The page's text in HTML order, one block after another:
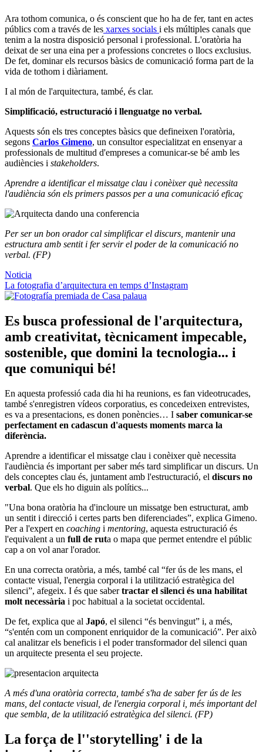
Ara tothom comunica, o és conscient que ho ha de fer, tant en actes
públics com a través de les xarxes socials i els múltiples canals que
tenim a la nostra disposició personal i professional. L'oratòria ha
deixat de ser una eina per a professions concretes o llocs exclusius.
De fet, dominar els recursos bàsics de comunicació forma part de la
vida de tothom i diàriament.
I al món de l'arquitectura, també, és clar.
Simplificació, estructuració i llenguatge no verbal.
Aquests són els tres conceptes bàsics que defineixen l'oratòria,
segons Carlos Gimeno, un consultor especialitzat en ensenyar a
professionals de multitud d'empreses a comunicar-se bé amb les
audiències i stakeholders.
Aprendre a identificar el missatge clau i conèixer què necessita
l'audiència són els primers passos per a una comunicació eficaç
Per ser un bon orador cal simplificar el discurs, mantenir una
estructura amb sentit i fer servir el poder de la comunicació no
verbal. (FP)
Noticia
La fotografia d’arquitectura en temps d’Instagram
Es busca professional de l'arquitectura,
amb creativitat, tècnicament impecable,
sostenible, que domini la tecnologia... i
que comuniqui bé!
En aquesta professió cada dia hi ha reunions, es fan videotrucades,
també s'enregistren vídeos corporatius, es concedeixen entrevistes,
es va a presentacions, es donen ponències… I saber comunicar-se
perfectament en cadascun d'aquests moments marca la
diferència.
Aprendre a identificar el missatge clau i conèixer què necessita
l'audiència és important per saber més tard simplificar un discurs. Un
dels conceptes clau és, juntament amb l'estructuració, el discurs no
verbal. Que els ho diguin als polítics...
"Una bona oratòria ha d'incloure un missatge ben estructurat, amb
un sentit i direcció i certes parts ben diferenciades”, explica Gimeno.
Per a l'expert en coaching i mentoring, aquesta estructuració és
l'equivalent a un full de ruta o mapa que permet entendre el públic
cap a on vol anar l'orador.
En una correcta oratòria, a més, també cal “fer ús de les mans, el
contacte visual, l'energia corporal i la utilització estratègica del
silenci”, afegeix. I és que sabertractar el silenci és una habilitat
molt necessària i poc habitual a la societat occidental.
De fet, explica que al Japó, el silenci “és benvingut” i, a més,
“s'entén com un component enriquidor de la comunicació”. Per això
cal analitzar els beneficis i el poder transformador del silenci quan
un arquitecte presenta el seu projecte.
A més d'una oratòria correcta, també s'ha de saber fer ús de les
mans, del contacte visual, de l'energia corporal i, més important del
que sembla, de la utilització estratègica del silenci. (FP)
La força de l''storytelling' i de la